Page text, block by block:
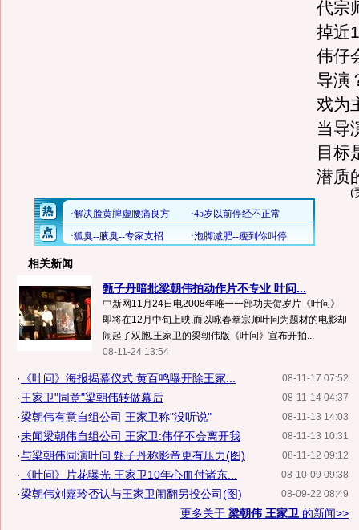
代宗
掉近
伟仔
导演
戏为
当导
目标
潜质
(
相关新闻
甄子丹暗批梁朝伟拍动作片不专业 叶问...
中新网11月24日电2008年唯一一部功夫贺岁片《叶问》
即将在12月中旬上映,而以咏春拳宗师叶问为题材的电影却
闹起了双胞,王家卫的梁朝伟版《叶问》宣布开拍...
08-11-24 13:54
08-11-17 07:52
· 《叶问》海报揭幕仪式 黄百鸣曝开除王家...
08-11-14 04:37
·王家卫"同意"梁朝伟转做幕后
08-11-13 14:03
·梁朝伟有意自组公司 王家卫称"没听说"
08-11-13 10:31
·未闻梁朝伟自组公司 王家卫:伟仔不会离开我
08-11-12 09:12
·与梁朝伟同演叶问 甄子丹称影帝更有压力(图)
08-10-09 09:38
· 《叶问》片花曝光 王家卫10年心血付诸东...
08-09-22 08:49
·梁朝伟刘嘉玲否认与王家卫闹翻另投公司(图)
更多关于 梁朝伟 王家卫 的新闻>>